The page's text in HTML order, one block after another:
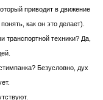
приводит в движение
как он это делает).
транспортной техники? Да,
Безусловно, дух